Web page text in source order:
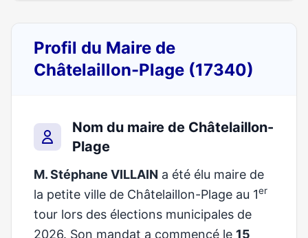
Profil du Maire de
Châtelaillon-Plage (17340)
Nom du maire de Châtelaillon-
Plage
M. Stéphane VILLAIN a été élu maire de
la petite ville de Châtelaillon-Plage au 1er
tour lors des élections municipales de
2026. Son mandat a commencé le 15